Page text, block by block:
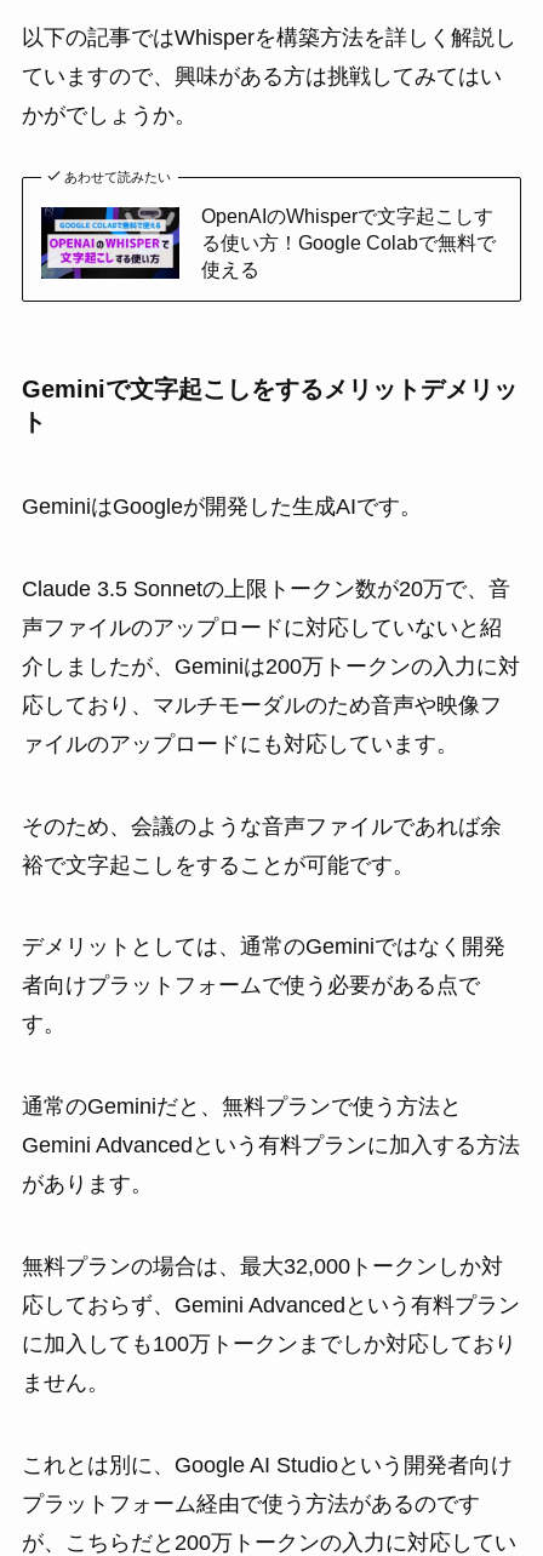
以下の記事ではWhisperを構築方法を詳しく解説し
ていますので、興味がある方は挑戦してみてはい
かがでしょうか。
あわせて読みたい
OpenAIのWhisperで文字起こしす
る使い方！Google Colabで無料で
使える
Geminiで文字起こしをするメリットデメリッ
ト
GeminiはGoogleが開発した生成AIです。
Claude 3.5 Sonnetの上限トークン数が20万で、音
声ファイルのアップロードに対応していないと紹
介しましたが、Geminiは200万トークンの入力に対
応しており、マルチモーダルのため音声や映像フ
ァイルのアップロードにも対応しています。
そのため、会議のような音声ファイルであれば余
裕で文字起こしをすることが可能です。
デメリットとしては、通常のGeminiではなく開発
者向けプラットフォームで使う必要がある点で
す。
通常のGeminiだと、無料プランで使う方法と
Gemini Advancedという有料プランに加入する方法
があります。
無料プランの場合は、最大32,000トークンしか対
応しておらず、Gemini Advancedという有料プラン
に加入しても100万トークンまでしか対応しており
ません。
これとは別に、Google AI Studioという開発者向け
プラットフォーム経由で使う方法があるのです
が、こちらだと200万トークンの入力に対応してい